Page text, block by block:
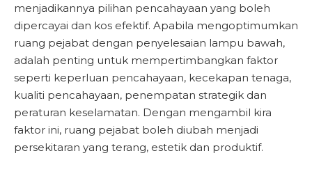
menjadikannya pilihan pencahayaan yang boleh
dipercayai dan kos efektif. Apabila mengoptimumkan
ruang pejabat dengan penyelesaian lampu bawah,
adalah penting untuk mempertimbangkan faktor
seperti keperluan pencahayaan, kecekapan tenaga,
kualiti pencahayaan, penempatan strategik dan
peraturan keselamatan. Dengan mengambil kira
faktor ini, ruang pejabat boleh diubah menjadi
persekitaran yang terang, estetik dan produktif.